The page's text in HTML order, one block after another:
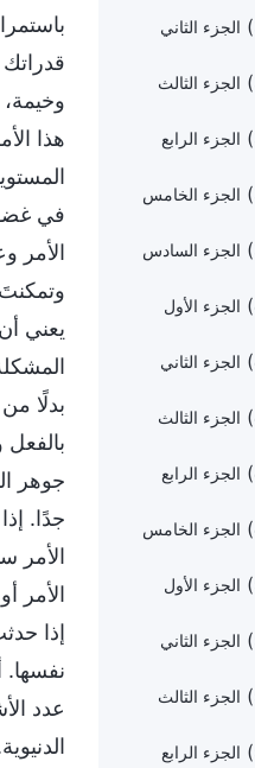
الجزء الثاني
الجزء الثالث
الجزء الرابع
الجزء الخامس
الجزء السادس
الجزء الأول
الجزء الثاني
الجزء الثالث
الجزء الرابع
الجزء الخامس
الجزء الأول
الجزء الثاني
الجزء الثالث
الجزء الرابع
هذا
في
الأمر
يعني
بدلًا
جوهر
جدًا.
الأمر
الأمر
إذا
نفسها.
عدد